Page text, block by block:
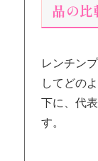
品の比
レンチン
してどの
下に、代
す。